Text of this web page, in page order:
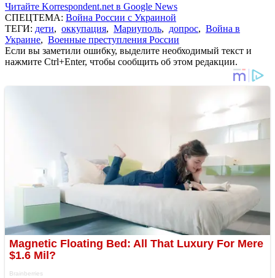
Читайте Korrespondent.net в Google News
СПЕЦТЕМА: Война России с Украиной
ТЕГИ: дети, оккупация, Мариуполь, допрос, Война в
Украине, Военные преступления России
Если вы заметили ошибку, выделите необходимый текст и
нажмите Ctrl+Enter, чтобы сообщить об этом редакции.